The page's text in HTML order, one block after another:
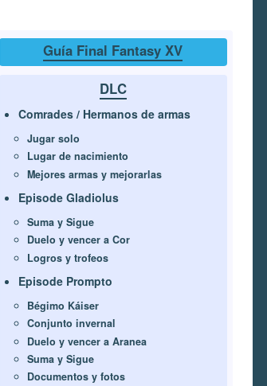
Guía Final Fantasy XV
DLC
Comrades / Hermanos de armas
Jugar solo
Lugar de nacimiento
Mejores armas y mejorarlas
Episode Gladiolus
Suma y Sigue
Duelo y vencer a Cor
Logros y trofeos
Episode Prompto
Bégimo Káiser
Conjunto invernal
Duelo y vencer a Aranea
Suma y Sigue
Documentos y fotos